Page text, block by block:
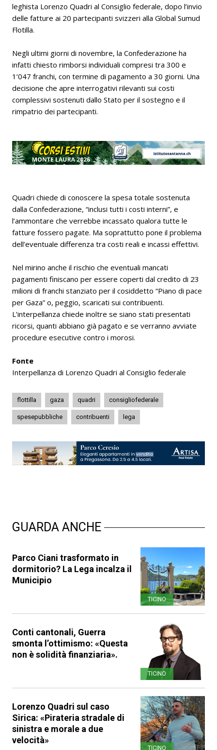
leghista Lorenzo Quadri al Consiglio federale, dopo l’invio
delle fatture ai 20 partecipanti svizzeri alla Global Sumud
Flotilla.
Negli ultimi giorni di novembre, la Confederazione ha
infatti chiesto rimborsi individuali compresi tra 300 e
1’047 franchi, con termine di pagamento a 30 giorni. Una
decisione che apre interrogativi rilevanti sui costi
complessivi sostenuti dallo Stato per il sostegno e il
rimpatrio dei partecipanti.
Quadri chiede di conoscere la spesa totale sostenuta
dalla Confederazione, “inclusi tutti i costi interni”, e
l’ammontare che verrebbe incassato qualora tutte le
fatture fossero pagate. Ma soprattutto pone il problema
dell’eventuale differenza tra costi reali e incassi effettivi.
Nel mirino anche il rischio che eventuali mancati
pagamenti finiscano per essere coperti dal credito di 23
milioni di franchi stanziato per il cosiddetto “Piano di pace
per Gaza” o, peggio, scaricati sui contribuenti.
L’interpellanza chiede inoltre se siano stati presentati
ricorsi, quanti abbiano già pagato e se verranno avviate
procedure esecutive contro i morosi.
Fonte
Interpellanza di Lorenzo Quadri al Consiglio federale
flottilla gaza quadri consigliofederale
spesepubbliche contribuenti lega
GUARDA ANCHE
Parco Ciani trasformato in
dormitorio? La Lega incalza il
Municipio
TICINO
Conti cantonali, Guerra
smonta l’ottimismo: «Questa
non è solidità finanziaria».
TICINO
Lorenzo Quadri sul caso
Sirica: «Pirateria stradale di
sinistra e morale a due
velocità»
TICINO